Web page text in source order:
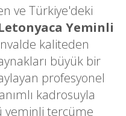
ve Türkiye'deki
Yeminli
kaliteden
büyük bir
profesyonel
kadrosuyla
yeminli tercüme